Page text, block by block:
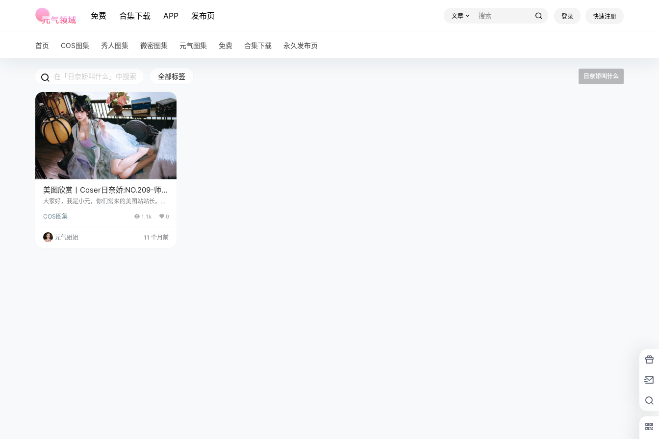
免费 合集下载 APP 发布页 文章 登录 快速注册
首页 COS图集 秀人图集 微密图集 元气图集 免费 合集下载 永久发布页
全部标签 日奈娇叫什么
美图欣赏丨Coser日奈娇:NO.209-师姐
[172P-5V-1.64G]
大家好，我是小元，你们常来的美图站站长。今
师姐套图，参数先摆这：172 张图、5 个s频，总
得慢慢说才有意思。​ 图集已更209期，持续更新
中▼▼▼ 先提个对比，之前整理仙九Airi 的作品
COS图集 1.1k 0
元气姐姐 11 个月前